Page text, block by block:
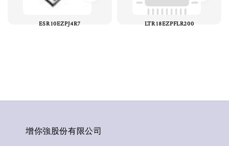
ESR10EZPJ4R7 LTR18EZPFLR200
增你強股份有限公司